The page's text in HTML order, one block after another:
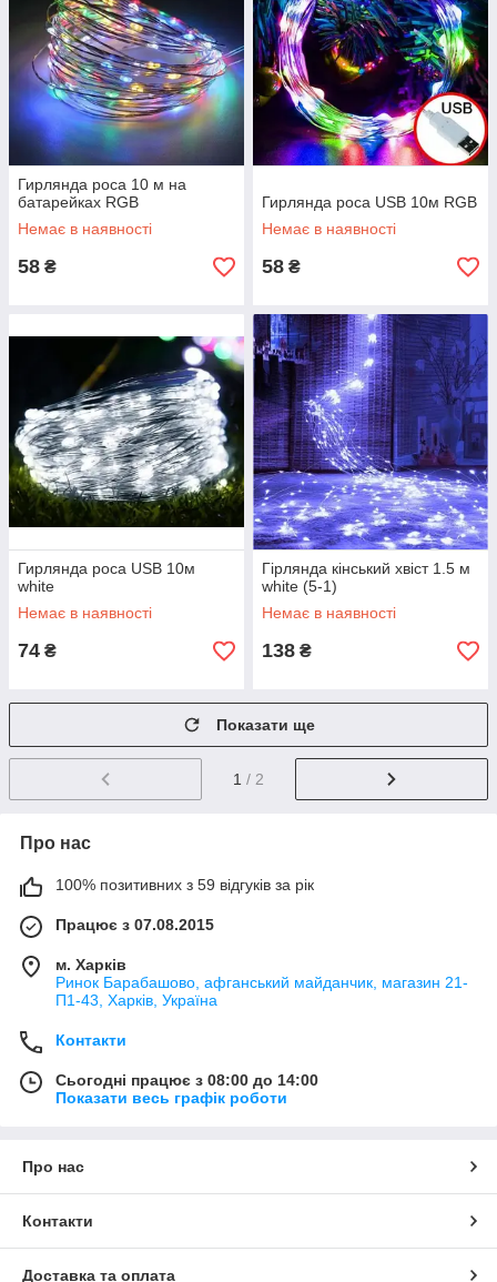
Гирлянда роса 10 м на
батарейках RGB
Немає в наявності
58 ₴
Гирлянда роса USB 10м RGB
Немає в наявності
58 ₴
Гирлянда роса USB 10м
white
Немає в наявності
74 ₴
Гірлянда кінський хвіст 1.5 м
white (5-1)
Немає в наявності
138 ₴
Показати ще
1 / 2
Про нас
100% позитивних з 59 відгуків за рік
Працює з 07.08.2015
м. Харків
Ринок Барабашово, афганський майданчик, магазин 21-
П1-43, Харків, Україна
Контакти
Сьогодні працює з 08:00 до 14:00
Показати весь графік роботи
Про нас
Контакти
Доставка та оплата